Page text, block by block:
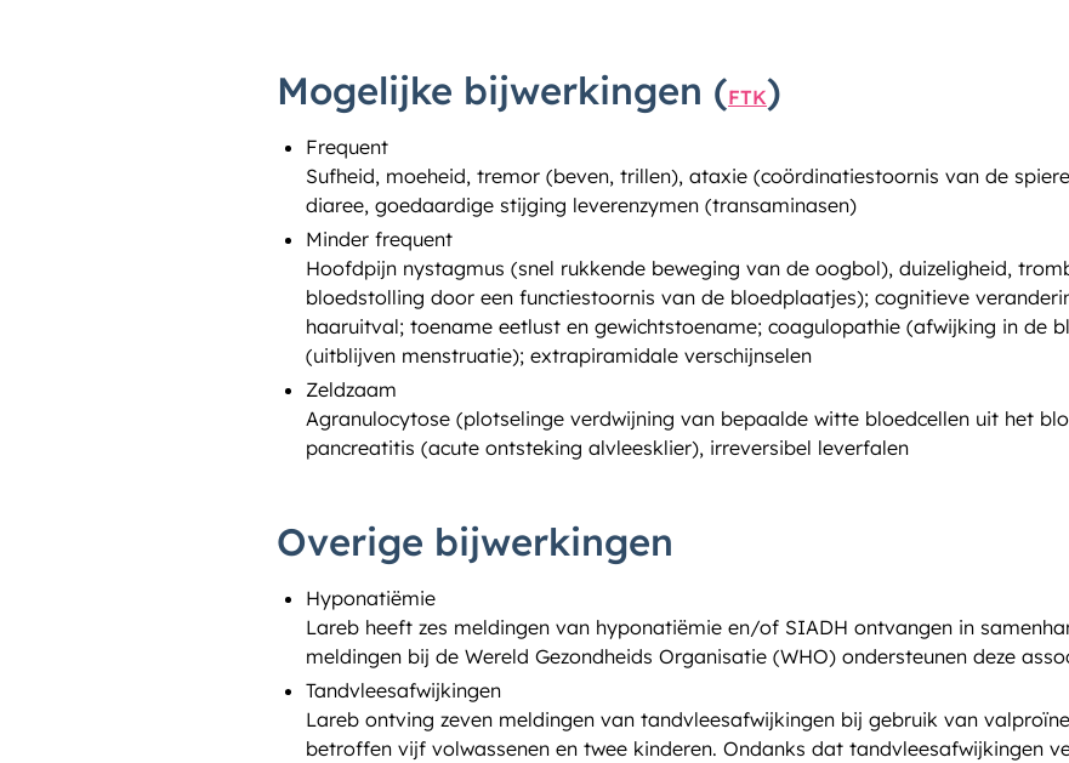
Mogelijke bijwerkingen (FTK)
Frequent
Sufheid, moeheid, tremor (beven, trillen), ataxie (coördinatiestoornis van de
diaree, goedaardige stijging leverenzymen (transaminasen)
Minder frequent
Hoofdpijn nystagmus (snel rukkende beweging van de oogbol), duizeligheid,
bloedstolling door een functiestoornis van de bloedplaatjes); cognitieve
haaruitval; toename eetlust en gewichtstoename; coagulopathie (afwijking in de
(uitblijven menstruatie); extrapiramidale verschijnselen
Zeldzaam
Agranulocytose (plotselinge verdwijning van bepaalde witte bloedcellen uit het
pancreatitis (acute ontsteking alvleesklier), irreversibel leverfalen
Overige bijwerkingen
Hyponatiëmie
Lareb heeft zes meldingen van hyponatiëmie en/of SIADH ontvangen in
meldingen bij de Wereld Gezondheids Organisatie (WHO) ondersteunen deze
Tandvleesafwijkingen
Lareb ontving zeven meldingen van tandvleesafwijkingen bij gebruik van
betroffen vijf volwassenen en twee kinderen. Ondanks dat tandvleesafwijkingen